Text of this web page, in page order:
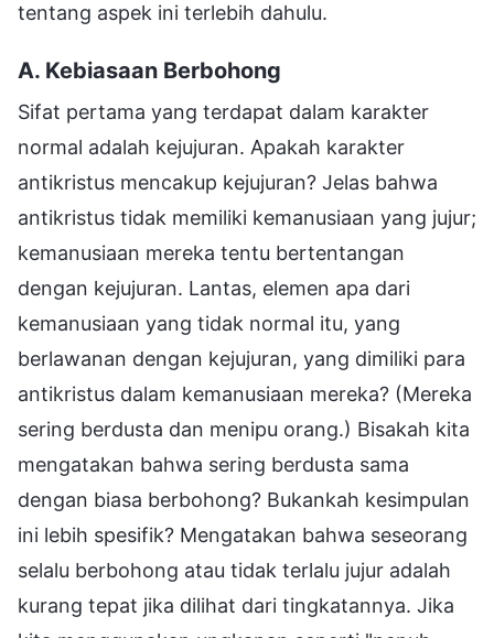
tentang aspek ini terlebih dahulu.
A. Kebiasaan Berbohong
Sifat pertama yang terdapat dalam karakter
normal adalah kejujuran. Apakah karakter
antikristus mencakup kejujuran? Jelas bahwa
antikristus tidak memiliki kemanusiaan yang jujur;
kemanusiaan mereka tentu bertentangan
dengan kejujuran. Lantas, elemen apa dari
kemanusiaan yang tidak normal itu, yang
berlawanan dengan kejujuran, yang dimiliki para
antikristus dalam kemanusiaan mereka? (Mereka
sering berdusta dan menipu orang.) Bisakah kita
mengatakan bahwa sering berdusta sama
dengan biasa berbohong? Bukankah kesimpulan
ini lebih spesifik? Mengatakan bahwa seseorang
selalu berbohong atau tidak terlalu jujur adalah
kurang tepat jika dilihat dari tingkatannya. Jika